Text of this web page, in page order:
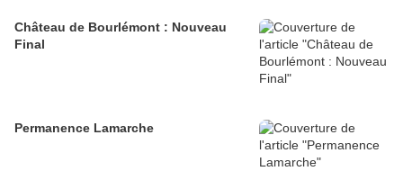
Château de Bourlémont : Nouveau
Final
Permanence Lamarche